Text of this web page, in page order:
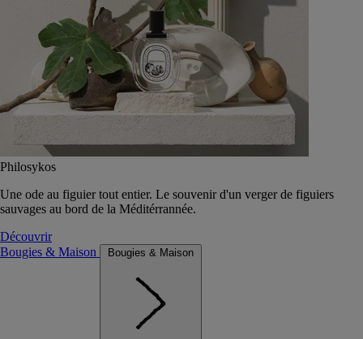
Philosykos
Une ode au figuier tout entier. Le souvenir d'un verger de figuiers
sauvages au bord de la Méditérrannée.
Découvrir
Bougies & Maison
Bougies & Maison